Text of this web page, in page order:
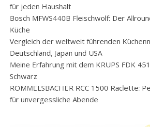
für jeden Haushalt
Bosch MFWS440B Fleischwolf: Der
Küche
Vergleich der weltweit führenden
Deutschland, Japan und USA
Meine Erfahrung mit dem KRUPS FDK
Schwarz
ROMMELSBACHER RCC 1500 Raclette:
für unvergessliche Abende